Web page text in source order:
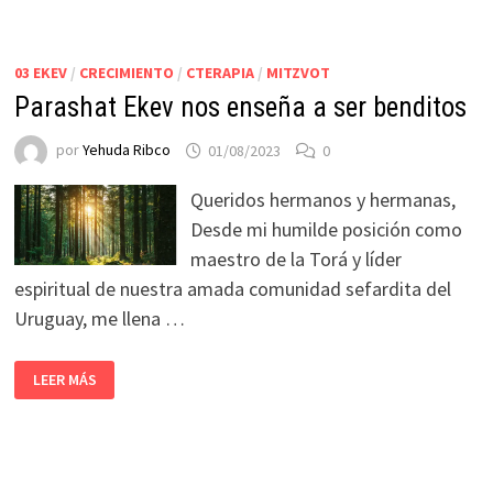
03 EKEV/ CRECIMIENTO / CTERAPIA/ MITZVOT
Parashat Ekev nos enseña a ser benditos
porYehuda Ribco 01/08/2023 0
Queridos hermanos y hermanas,
Desde mi humilde posición como
maestro de la Torá y líder
espiritual de nuestra amada comunidad sefardita del
Uruguay, me llena …
LEER MÁS